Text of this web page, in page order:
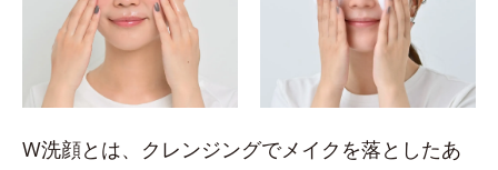
W洗顔とは、クレンジングでメイクを落としたあ